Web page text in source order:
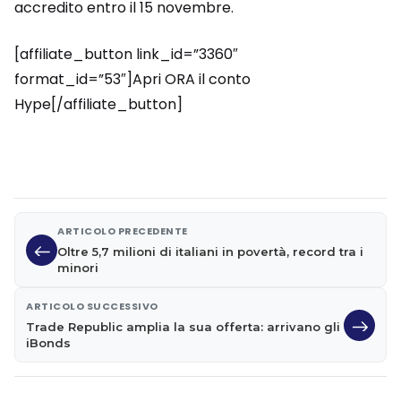
accredito entro il 15 novembre.
[affiliate_button link_id=”3360″
format_id=”53″]Apri ORA il conto
Hype[/affiliate_button]
ARTICOLO PRECEDENTE
Oltre 5,7 milioni di italiani in povertà, record tra i
minori
ARTICOLO SUCCESSIVO
Trade Republic amplia la sua offerta: arrivano gli
iBonds